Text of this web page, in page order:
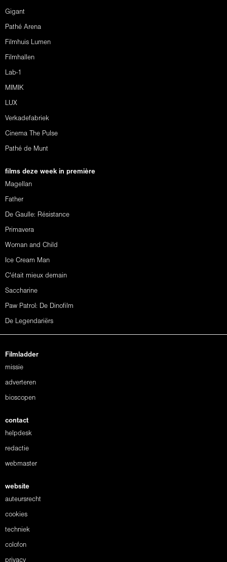
Gigant
Pathé Arena
Filmhuis Lumen
Filmhallen
Lab-1
MIMIK
LUX
Verkadefabriek
Cinema The Pulse
Pathé de Munt
films deze week in première
Magellan
Father
De Gaulle: Résistance
Primavera
Woman and Child
Ice Cream Man
C'était mieux demain
Saccharine
Paw Patrol: De Dinofilm
De Legendariërs
Filmladder
missie
adverteren
bioscopen
contact
helpdesk
redactie
webmaster
website
auteursrecht
cookies
techniek
colofon
privacy